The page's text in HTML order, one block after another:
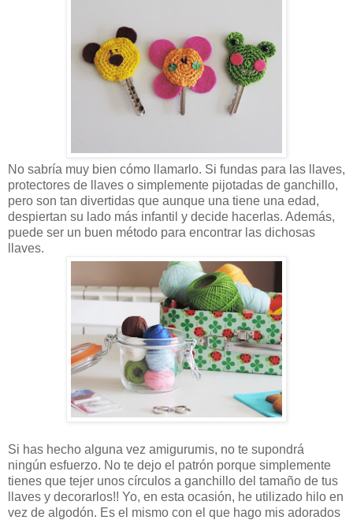
No sabría muy bien cómo llamarlo. Si fundas para las llaves,
protectores de llaves o simplemente pijotadas de ganchillo,
pero son tan divertidas que aunque una tiene una edad,
despiertan su lado más infantil y decide hacerlas. Además,
puede ser un buen método para encontrar las dichosas
llaves.
Si has hecho alguna vez amigurumis, no te supondrá
ningún esfuerzo. No te dejo el patrón porque simplemente
tienes que tejer unos círculos a ganchillo del tamaño de tus
llaves y decorarlos!! Yo, en esta ocasión, he utilizado hilo en
vez de algodón. Es el mismo con el que hago mis adorados